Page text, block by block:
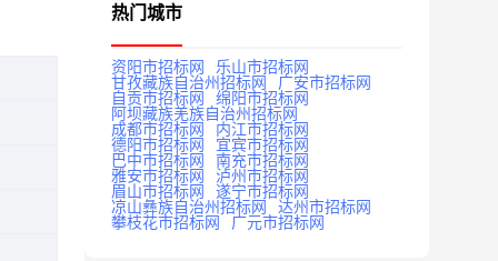
热门城市
资阳市招标网
乐山市招标网
甘孜藏族自治州招标网
广安市招标网
自贡市招标网
绵阳市招标网
阿坝藏族羌族自治州招标网
成都市招标网
内江市招标网
德阳市招标网
宜宾市招标网
巴中市招标网
南充市招标网
雅安市招标网
泸州市招标网
眉山市招标网
遂宁市招标网
凉山彝族自治州招标网
达州市招标网
攀枝花市招标网
广元市招标网